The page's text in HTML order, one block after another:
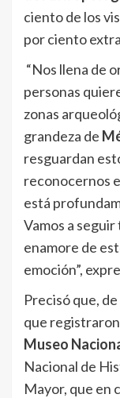
ciento de los
por ciento
“Nos llena de
personas
zonas
grandeza de
resguardan
reconocernos
está
Vamos a
enamore de
emoción”,
Precisó que,
que
Museo
Nacional de
Mayor, que en